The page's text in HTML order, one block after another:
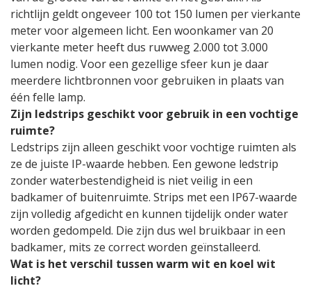
richtlijn geldt ongeveer 100 tot 150 lumen per vierkante
meter voor algemeen licht. Een woonkamer van 20
vierkante meter heeft dus ruwweg 2.000 tot 3.000
lumen nodig. Voor een gezellige sfeer kun je daar
meerdere lichtbronnen voor gebruiken in plaats van
één felle lamp.
Zijn ledstrips geschikt voor gebruik in een vochtige
ruimte?
Ledstrips zijn alleen geschikt voor vochtige ruimten als
ze de juiste IP-waarde hebben. Een gewone ledstrip
zonder waterbestendigheid is niet veilig in een
badkamer of buitenruimte. Strips met een IP67-waarde
zijn volledig afgedicht en kunnen tijdelijk onder water
worden gedompeld. Die zijn dus wel bruikbaar in een
badkamer, mits ze correct worden geïnstalleerd.
Wat is het verschil tussen warm wit en koel wit
licht?